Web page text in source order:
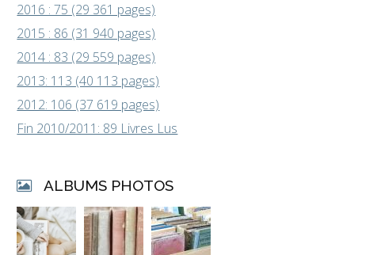
2016 : 75 (29 361 pages)
2015 : 86 (31 940 pages)
2014 : 83 (29 559 pages)
2013: 113 (40 113 pages)
2012: 106 (37 619 pages)
Fin 2010/2011: 89 Livres Lus
ALBUMS PHOTOS